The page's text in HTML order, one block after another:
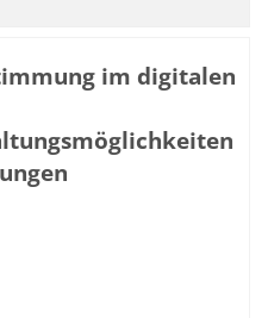
im digitalen